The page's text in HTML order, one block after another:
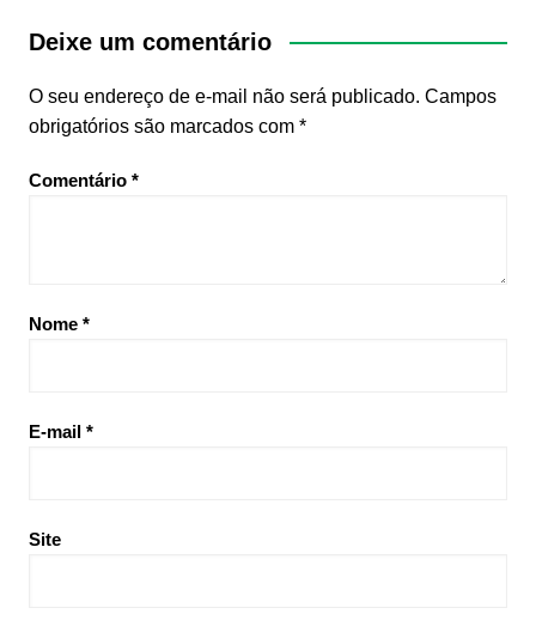
Deixe um comentário
O seu endereço de e-mail não será publicado. Campos
obrigatórios são marcados com *
Comentário *
Nome *
E-mail *
Site